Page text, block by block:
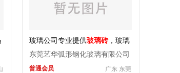
玻璃公司专业提供玻璃砖，玻璃
门
东莞艺华弧形钢化玻璃有限公司
广东 东莞
普通会员